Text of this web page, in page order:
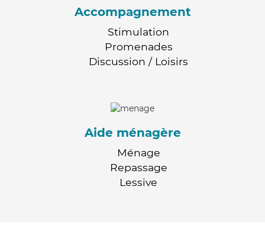
Accompagnement
Stimulation
Promenades
Discussion / Loisirs
Aide ménagère
Ménage
Repassage
Lessive